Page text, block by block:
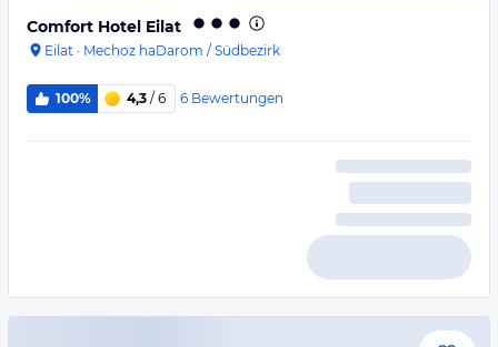
Comfort Hotel Eilat
Eilat · Mechoz haDarom / Südbezirk
100% 4,3 / 6 6 Bewertungen